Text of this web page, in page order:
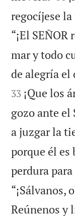
regocíjese
“¡El SEÑOR
mar y todo
de alegría el
33 ¡Que los
gozo ante el
a juzgar la
porque él es
perdura
“¡Sálvanos,
Reúnenos y